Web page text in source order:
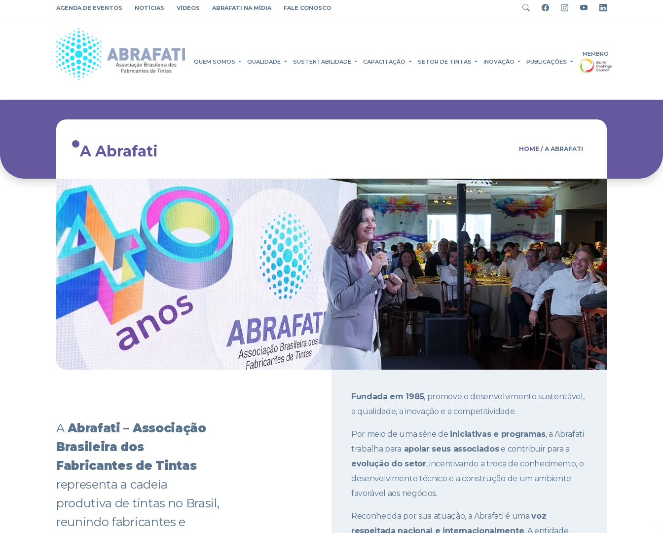
AGENDA DE EVENTOS NOTÍCIAS VÍDEOS ABRAFATI NA MÍDIA FALE CONOSCO
QUEM SOMOS QUALIDADE SUSTENTABILIDADE CAPACITAÇÃO SETOR DE TINTAS INOVAÇÃO PUBLICAÇÕES
MEMBRO
A Abrafati HOME / A ABRAFATI
AAbrafati – Associação
Brasileira dos
Fabricantes de Tintas
representa a cadeia
produtiva de tintas no Brasil,
reunindo fabricantes e
Fundada em 1985, promove o desenvolvimento sustentável,
a qualidade, a inovação e a competitividade.
Por meio de uma série de iniciativas e programas, a Abrafati
trabalha para apoiar seus associadose contribuir para a
evolução do setor, incentivando a troca de conhecimento, o
desenvolvimento técnico e a construção de um ambiente
favorável aos negócios.
Reconhecida por sua atuação, a Abrafati é umavoz
respeitada nacional e internacionalmente. A entidade